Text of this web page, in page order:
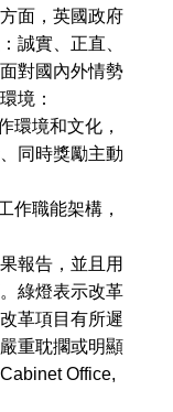
面，英國政府
誠實、正直、
對國內外情勢
境：
境和文化，
同時獎勵主動
職能架構，
報告，並且用
綠燈表示改革
革項目有所遲
重耽擱或明顯
Office,